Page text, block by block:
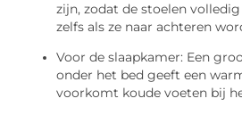
zijn, zodat de stoelen
zelfs als ze naar achteren
Voor de slaapkamer: Een
onder het bed geeft een
voorkomt koude voeten bij